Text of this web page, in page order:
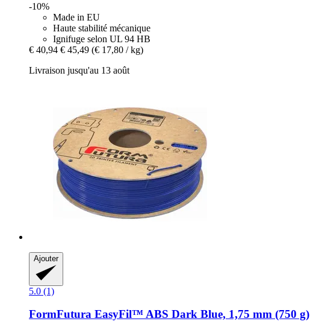
-10%
Made in EU
Haute stabilité mécanique
Ignifuge selon UL 94 HB
€ 40,94 € 45,49 (€ 17,80 / kg)
Livraison jusqu'au 13 août
Ajouter
5.0 (1)
FormFutura EasyFil™ ABS Dark Blue, 1,75 mm (750 g)